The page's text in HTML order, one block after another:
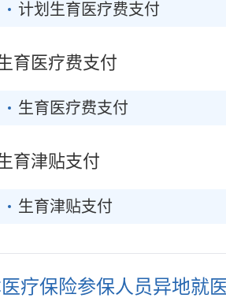
计划生育医疗费支付
育医疗费支付
生育医疗费支付
育津贴支付
生育津贴支付
疗保险参保人员异地就